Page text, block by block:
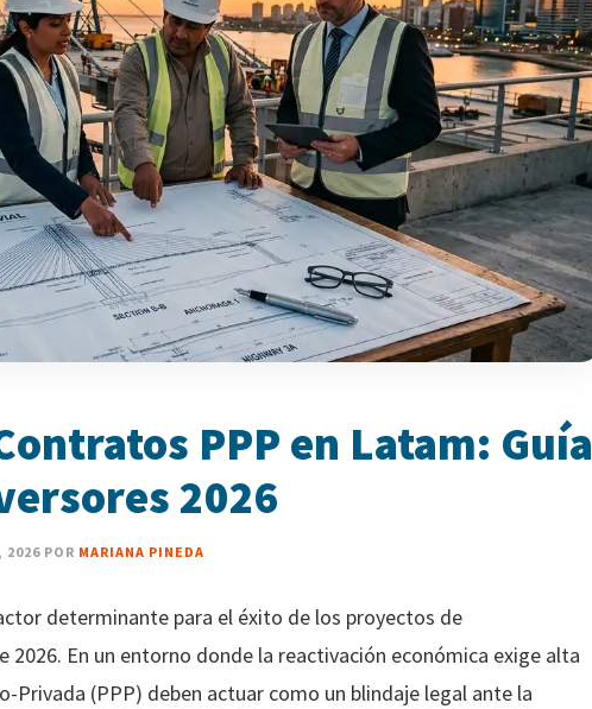
PPP en Latam: Guía
2026
2026 POR MARIANA PINEDA
determinante para el éxito de los proyectos de
En un entorno donde la reactivación económica exige alta
(PPP) deben actuar como un blindaje legal ante la